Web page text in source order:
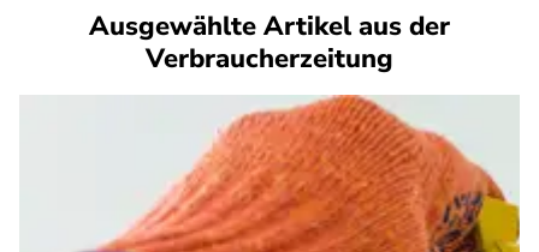
Ausgewählte Artikel aus der
Verbraucherzeitung